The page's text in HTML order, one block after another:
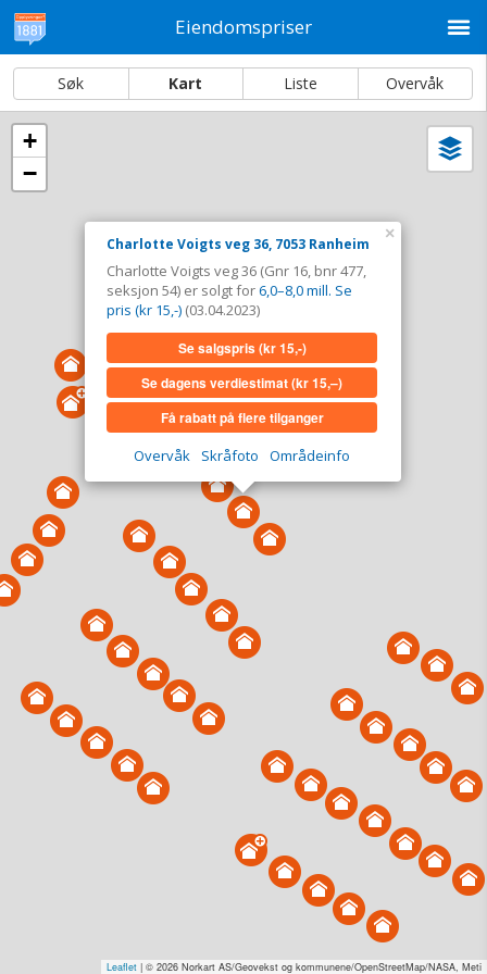
Eiendomspriser
Søk Kart Liste Overvåk
Charlotte Voigts veg 36, 7053 Ranheim
03.04.2023
6,0–8,0 mill. Se pris (kr 15,-)
Bolig. Gnr 16 - Bnr 477 - seksjon 54
Se salgspris(kr 15,-)
Se dagens verdiestimat(kr 15,–)
Få rabatt på flere tilganger
Overvåk område Vis i kart
Vis alle eiendommer i kartet
Vis radon, kvikkleire, årlige trafikkdøgn eller flomfare i
kart
Overvåk og varsle om nye salg i området
Dato solgt er tinglyst dato. 1881 publiserer fortløpende mottatte data etter
endringer i offentlige registre.
Hva er salgspris og verdiestimat?
Om eiendomspriser
Personvern og vilkår
Cookies
Nettstedskart
i
Charlotte Voigts veg 36, 7053 Ranheim
Charlotte Voigts veg 36 (Gnr 16, bnr 477,
seksjon 54) er solgt for6,0–8,0 mill. Se
pris (kr 15,-) (03.04.2023)
Se salgspris(kr 15,-)
Se dagens verdiestimat(kr 15,–)
Få rabatt på flere tilganger
Overvåk
Skråfoto Områdeinfo
×
+
−
Leaflet | © 2026 Norkart AS/Geovekst og kommunene/OpenStreetMap/NASA, Meti